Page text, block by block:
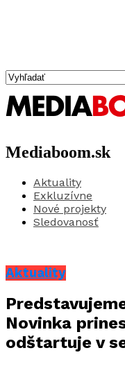
Mediaboom.sk
Aktuality
Exkluzívne
Nové projekty
Sledovanosť
Aktuality
Novinka
odštartuje v